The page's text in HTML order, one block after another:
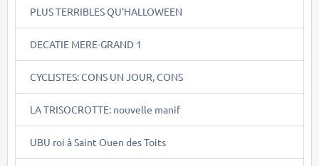
PLUS TERRIBLES QU'HALLOWEEN
DECATIE MERE-GRAND 1
CYCLISTES: CONS UN JOUR, CONS
LA TRISOCROTTE: nouvelle manif
UBU roi à Saint Ouen des Toits